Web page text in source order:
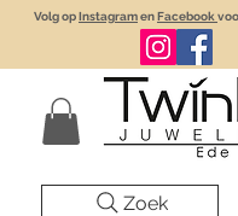
Volg opInstagramenFacebook
Zoek